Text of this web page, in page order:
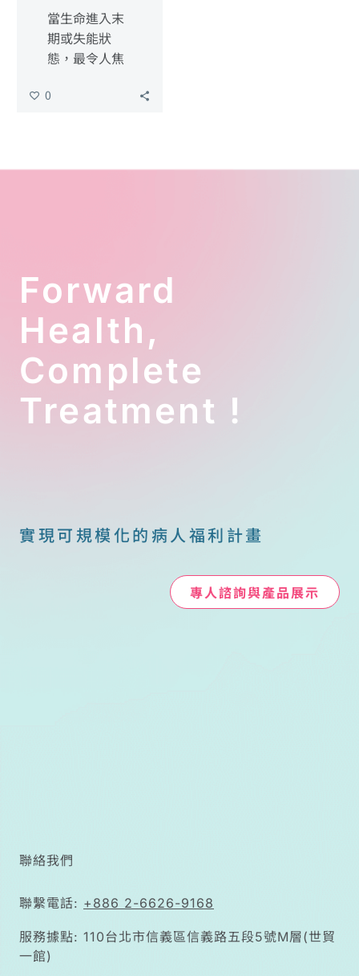
當生命進入末
期或失能狀
態，最令人焦
疾病本身，而
在健康時透過
法律工具解
決，最終可能
成為家人間的
沉重負擔。
康寧社會福利
協會理事長鄭
智陽律師指
權、法律代理
0
Forward
Health,
Complete
Treatment !
實現可規模化的病人福利計畫
專人諮詢與產品展示
聯絡我們
聯繫電話: +886 2-6626-9168
服務據點: 110台北市信義區信義路五段5號M層(世貿
一館)